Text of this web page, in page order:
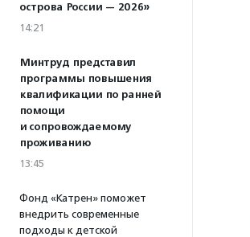
острова России — 2026»
14:21
Минтруд представил
программы повышения
квалификации по ранней
помощи
и сопровождаемому
проживанию
13:45
Фонд «Катрен» поможет
внедрить современные
подходы к детской